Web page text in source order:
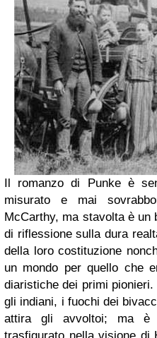
Il romanzo di Punkeè
misurato e mai
McCarthy, ma stavolta è un
di riflessione sulla dura
della loro costituzione
un mondo per quello che
diaristiche dei primi pionieri.
gli indiani, i fuochi dei
attira gli avvoltoi; ma è